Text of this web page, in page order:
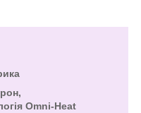
Omni-Heat